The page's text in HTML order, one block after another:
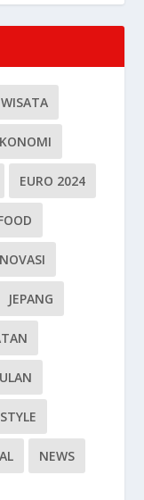
EURO 2024
JEPANG
NEWS